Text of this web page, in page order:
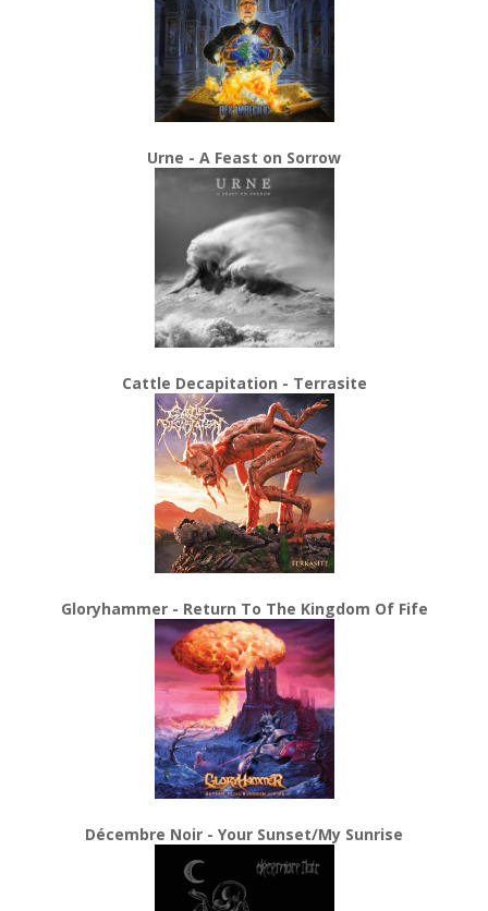
Urne - A Feast on Sorrow
Cattle Decapitation - Terrasite
Gloryhammer - Return To The Kingdom Of Fife
Décembre Noir - Your Sunset/My Sunrise